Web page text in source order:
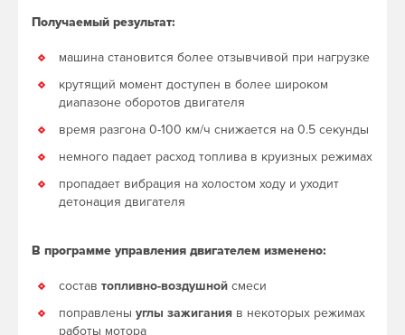
Получаемый результат:
машина становится более отзывчивой при нагрузке
крутящий момент доступен в более широком
диапазоне оборотов двигателя
время разгона 0-100 км/ч снижается на 0.5 секунды
немного падает расход топлива в круизных режимах
пропадает вибрация на холостом ходу и уходит
детонация двигателя
В программе управления двигателем изменено:
состав топливно-воздушной смеси
поправлены углы зажигания в некоторых режимах
работы мотора